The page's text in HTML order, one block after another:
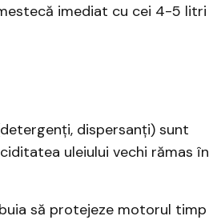
imediat cu cei 4-5 litri
dispersanți) sunt
uleiului vechi rămas în
să protejeze motorul timp